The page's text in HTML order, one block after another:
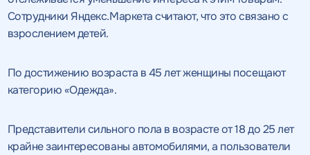
Сотрудники Яндекс.Маркета считают, что это связано с
взрослением детей.
По достижению возраста в 45 лет женщины посещают
категорию «Одежда».
Представители сильного пола в возрасте от 18 до 25 лет
крайне заинтересованы автомобилями, а пользователи